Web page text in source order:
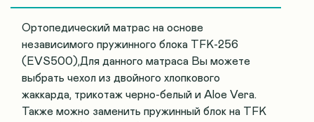
Ортопедический матрас на основе
независимого пружинного блока TFK-256
(EVS500),Для данного матраса Вы можете
выбрать чехол из двойного хлопкового
жаккарда, трикотаж черно-белый и Aloe Vera.
Также можно заменить пружинный блок на TFK